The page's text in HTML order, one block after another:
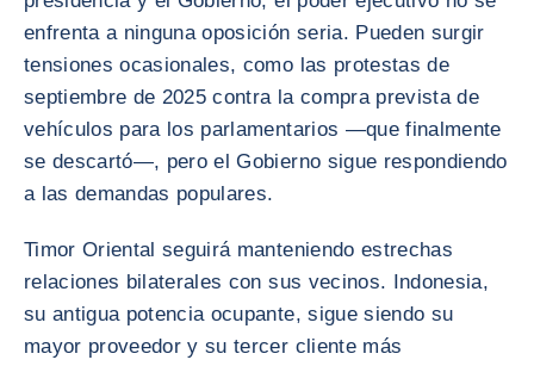
enfrenta a ninguna oposición seria. Pueden surgir
tensiones ocasionales, como las protestas de
septiembre de 2025 contra la compra prevista de
vehículos para los parlamentarios —que finalmente
se descartó—, pero el Gobierno sigue respondiendo
a las demandas populares.
Timor Oriental seguirá manteniendo estrechas
relaciones bilaterales con sus vecinos. Indonesia,
su antigua potencia ocupante, sigue siendo su
mayor proveedor y su tercer cliente más